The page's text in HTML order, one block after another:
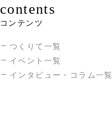
contents
コンテンツ
つくりて一覧
イベント一覧
インタビュー・コラム一覧